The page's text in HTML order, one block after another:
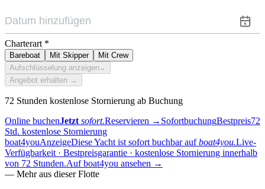
Charterart *
Bareboat Mit Skipper
Mit Crew
Aufschlüsselung anzeigen ⌄
Angebot erhalten →
72 Stunden kostenlose Stornierung ab Buchung
Online buchenJetzt sofort.Reservieren → SofortbuchungBestpreis72
Std. kostenlose Stornierung
boat4youAnzeigeDiese Yacht ist sofort buchbar auf boat4you.Live-
Verfügbarkeit · Bestpreisgarantie · kostenlose Stornierung innerhalb
von 72 Stunden.Auf boat4you ansehen →
— Mehr aus dieser Flotte